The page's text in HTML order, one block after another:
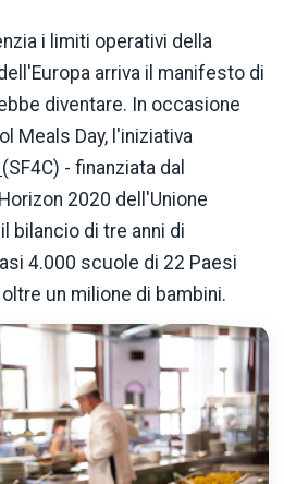
i limiti operativi della
arriva il manifesto di
diventare. In occasione
Meals Day, l'iniziativa
(SF4C) - finanziata dal
2020 dell'Unione
bilancio di tre anni di
4.000 scuole di 22 Paesi
un milione di bambini.